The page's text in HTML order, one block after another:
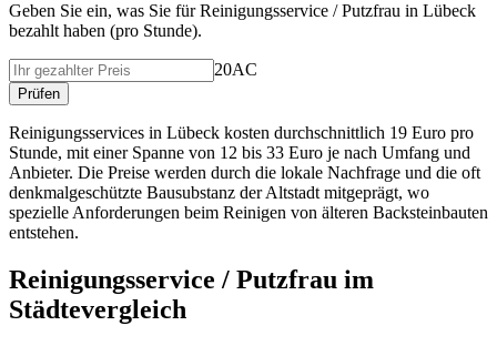
Geben Sie ein, was Sie fürReinigungsservice / Putzfrau in Lübeck
bezahlt haben (pro Stunde).
20AC
Prüfen
Reinigungsservices in Lübeck kosten durchschnittlich 19 Euro pro
Stunde, mit einer Spanne von 12 bis 33 Euro je nach Umfang und
Anbieter. Die Preise werden durch die lokale Nachfrage und die oft
denkmalgeschützte Bausubstanz der Altstadt mitgeprägt, wo
spezielle Anforderungen beim Reinigen von älteren Backsteinbauten
entstehen.
Reinigungsservice / Putzfrau im
Städtevergleich